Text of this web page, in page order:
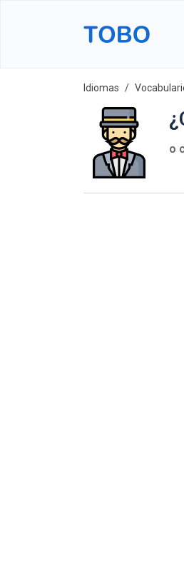
Idiomas
o